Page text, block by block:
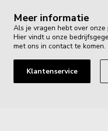
Meer informatie
Als je vragen hebt over
Hier vindt u onze
met ons in contact te komen.
Klantenservice